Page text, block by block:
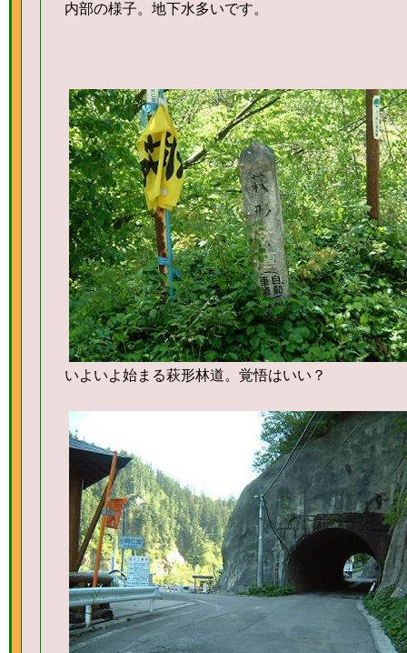
内部の様子。地下水多いです。
いよいよ始まる萩形林道。覚悟はいい？